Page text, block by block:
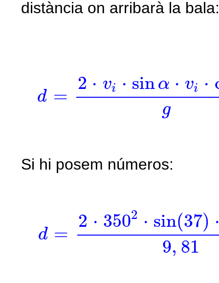
distància on arribarà la bala:
d =
2 ⋅ vi ⋅ sin α ⋅ vi ⋅
g
vi v
Si hi posem números:
d =
2 ⋅ 3502 ⋅ sin(37)
9, 81
3502⋅sin 37 ⋅cos